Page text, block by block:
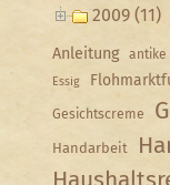
2009 (11)
Anleitung antike
Essig
Gesichtscreme
Handarbeit